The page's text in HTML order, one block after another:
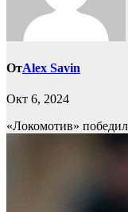
ОтAlex Savin
Окт 6, 2024
«Локомотив»